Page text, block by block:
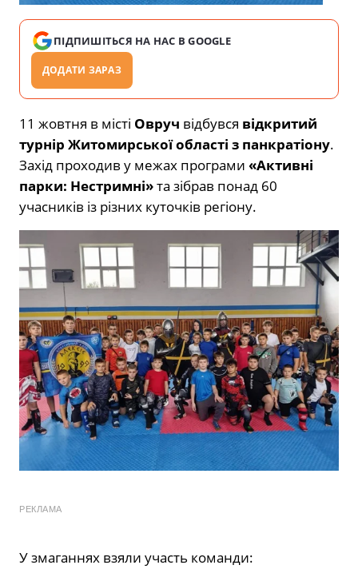
ПІДПИШІТЬСЯ НА НАС В GOOGLE
ДОДАТИ ЗАРАЗ
11 жовтня в місті Овруч відбувся відкритий
турнір Житомирської області з панкратіону.
Захід проходив у межах програми «Активні
парки: Нестримні»та зібрав понад 60
учасників із різних куточків регіону.
РЕКЛАМА
У змаганнях взяли участь команди: